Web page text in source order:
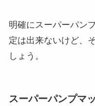
明確にスーパーパン
定は出来ないけど、
しょう。
スーパーパンプマ